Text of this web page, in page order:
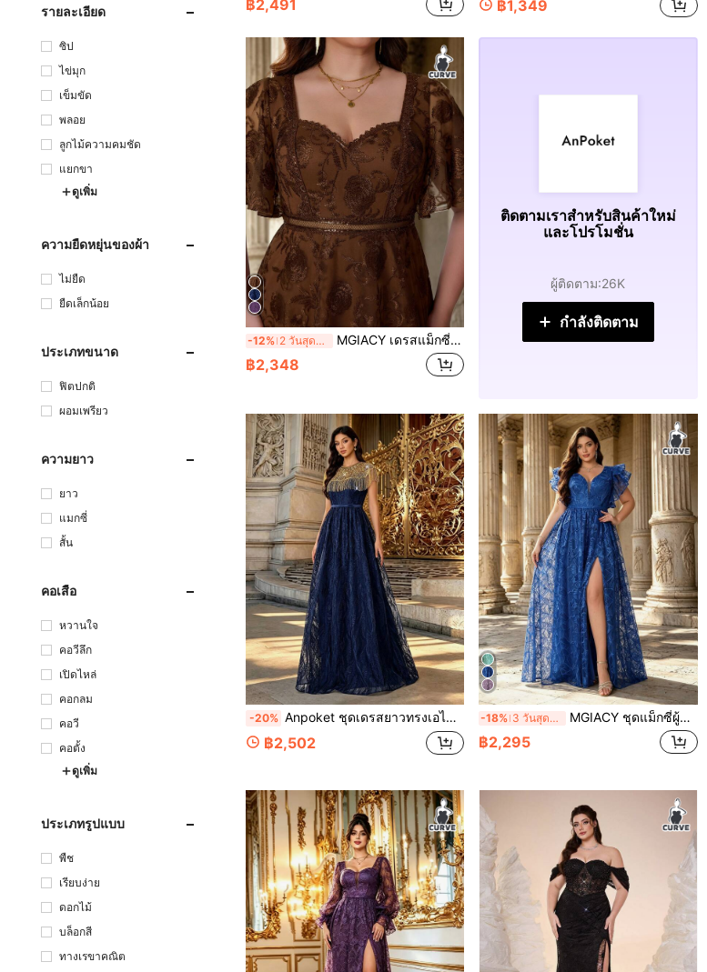
รายละเอียด
ซิป
ไข่มุก
เข็มขัด
พลอย
ลูกไม้ความคมชัด
แยกขา
ดูเพิ่ม
ความยืดหยุ่นของผ้า
ไม่ยืด
ยืดเล็กน้อย
ประเภทขนาด
ฟิตปกติ
ผอมเพรียว
ความยาว
ยาว
แมกซี่
สั้น
คอเสื้อ
หวานใจ
คอวีลึก
เปิดไหล่
คอกลม
คอวี
คอตั้ง
ดูเพิ่ม
ประเภทรูปแบบ
พืช
เรียบง่าย
ดอกไม้
บล็อกสี
ทางเรขาคณิต
฿2,491 ฿1,349
-12% 2 วันสุดท้าย MGIACY เดรสแม็กซี่ทรงเอไลน์ไซส์ใหญ่ คอวี ลูกไม้ลายดอกไม้ สีน้ำตาลมอคค่า สไตล์หรูหรา สำหรับฤดูใบไม้ร่วง
฿2,348
ติดตามเราสำหรับสินค้าใหม่
และโปรโมชั่น
ผู้ติดตาม:26K
กำลังติดตาม
-20% Anpoket ชุดเดรสยาวทรงเอไลน์ผู้หญิง คอกลม ผูกเอว แต่งผ้าลูกไม้ลายดอกไม้สีน้ำเงินรอยัลบลูและพู่ สไตล์หรูหรา สำหรับงานแต่งงาน ปาร์ตี้ และฤดูใบไม้ร่วง
฿2,502
-18% 3 วันสุดท้าย MGIACY ชุดแม็กซี่ผู้หญิงไซส์ใหญ่ ทรงเอไลน์ สีน้ำเงินรอยัล ลายดอกไม้ ลูกไม้ แขนระบาย ผ่าสูง สไตล์หรูหรา สำหรับฤดูใบไม้ร่วง
฿2,295